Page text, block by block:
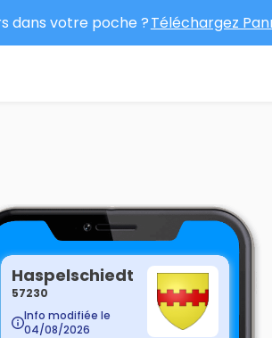
dans votre poche ?Téléchargez
Haspelschiedt
57230
Info modifiée le
04/08/2026